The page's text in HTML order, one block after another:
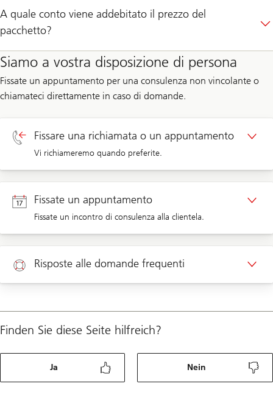
A quale conto viene addebitato il prezzo del
pacchetto?
Siamo a vostra disposizione di persona
Fissate un appuntamento per una consulenza non vincolante o
chiamateci direttamente in caso di domande.
Fissare una richiamata o un appuntamento
Vi richiameremo quando preferite.
Richiamata clientela privata
Richiamata clientela aziendale
Fissate un appuntamento
Fissate un incontro di consulenza alla clientela.
Appuntamento clientela privata
Appuntamento clientela aziendale
Nuovo cliente? Clicca qui per aprire un conto
Risposte alle domande frequenti
Finden Sie diese Seite hilfreich?
Ja Nein